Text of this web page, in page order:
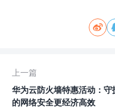

上一篇
华为云防火墙特惠活动：守
的网络安全更经济高效